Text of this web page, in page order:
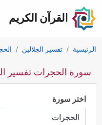
القرآن الكريم
الرئيسية تفسير الجلالين
سورة الحجرات تفسير
اختر سورة